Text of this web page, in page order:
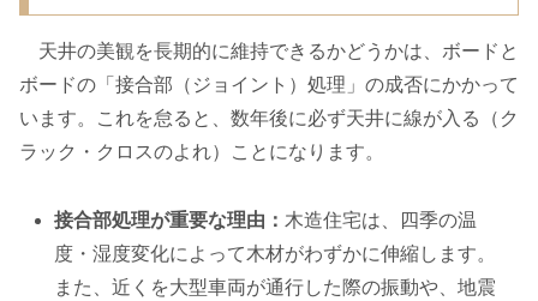
天井の美観を長期的に維持できるかどうかは、ボードと
ボードの「接合部（ジョイント）処理」の成否にかかって
います。これを怠ると、数年後に必ず天井に線が入る（ク
ラック・クロスのよれ）ことになります。
接合部処理が重要な理由： 木造住宅は、四季の温
度・湿度変化によって木材がわずかに伸縮します。
また、近くを大型車両が通行した際の振動や、地震